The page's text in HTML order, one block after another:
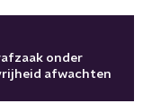
onder
afwachten